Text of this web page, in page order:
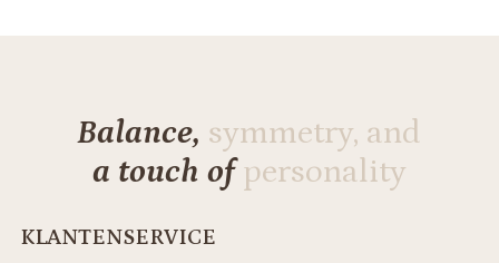
Balance, symmetry, and
a touch ofpersonality
KLANTENSERVICE